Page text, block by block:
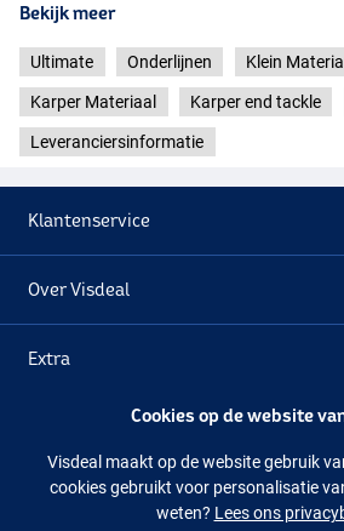
Bekijk meer
Ultimate Onderlijnen Klein
Karper Materiaal Karper end tackle
Leveranciersinformatie
Klantenservice
Over Visdeal
Extra
Facebook
Cookies op de website
Visdeal maakt op de website gebruik
cookies gebruikt voor personalisatie
weten? Lees ons